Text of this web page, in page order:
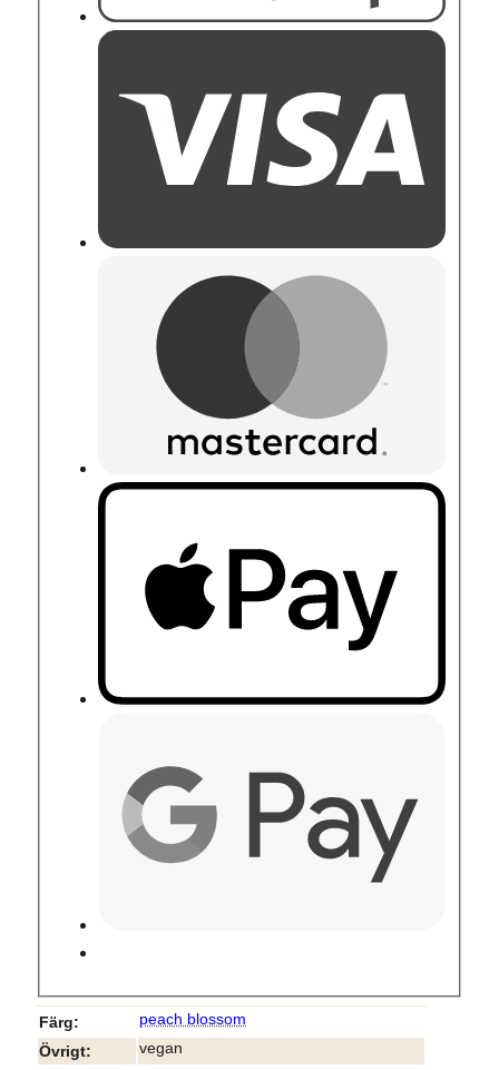
Färg
peach blossom
Övrigt
vegan